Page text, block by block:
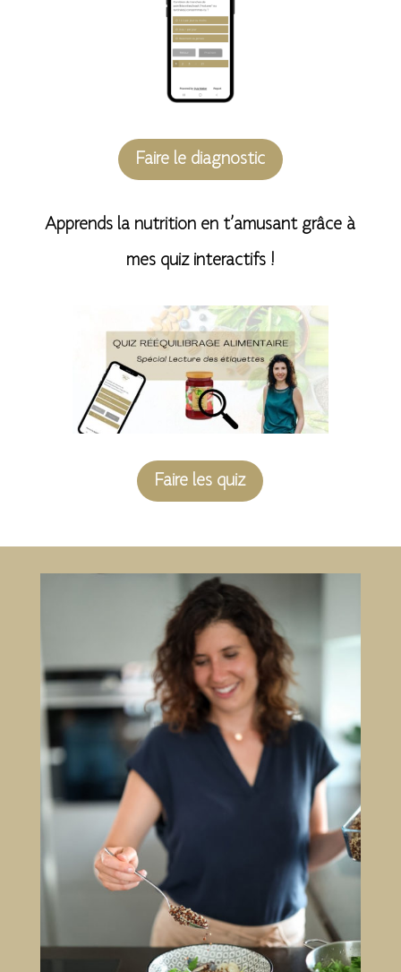
Faire le diagnostic
Apprends la nutrition en t’amusant grâce à
mes quiz interactifs !
Faire les quiz